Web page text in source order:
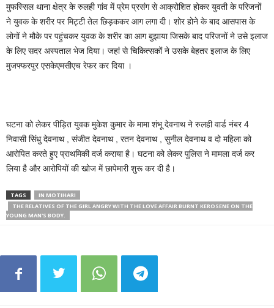
मुफस्सिल थाना क्षेत्र के रुलही गांव में प्रेम प्रसंग से आक्रोशित होकर युवती के परिजनों
ने युवक के शरीर पर मिट्टी तेल छिड़ककर आग लगा दी। शोर होने के बाद आसपास के
लोगों ने मौके पर पहुंचकर युवक के शरीर का आग बुझाया जिसके बाद परिजनों ने उसे इलाज
के लिए सदर अस्पताल भेज दिया। जहां से चिकित्सकों ने उसके बेहतर इलाज के लिए
मुजफ्फरपुर एसकेएमसीएच रेफर कर दिया ।
घटना को लेकर पीड़ित युवक मुकेश कुमार के मामा शंभू देवनाथ ने रुलही वार्ड नंबर 4
निवासी सिंधु देवनाथ , संजीत देवनाथ , रतन देवनाथ , सुनील देवनाथ व दो महिला को
आरोपित करते हुए प्राथमिकी दर्ज कराया है। घटना को लेकर पुलिस ने मामला दर्ज कर
लिया है और आरोपियों की खोज में छापेमारी शुरू कर दी है।
TAGS
IN MOTIHARI
THE RELATIVES OF THE GIRL ANGRY WITH THE LOVE AFFAIR BURNT KEROSENE ON THE
YOUNG MAN'S BODY.